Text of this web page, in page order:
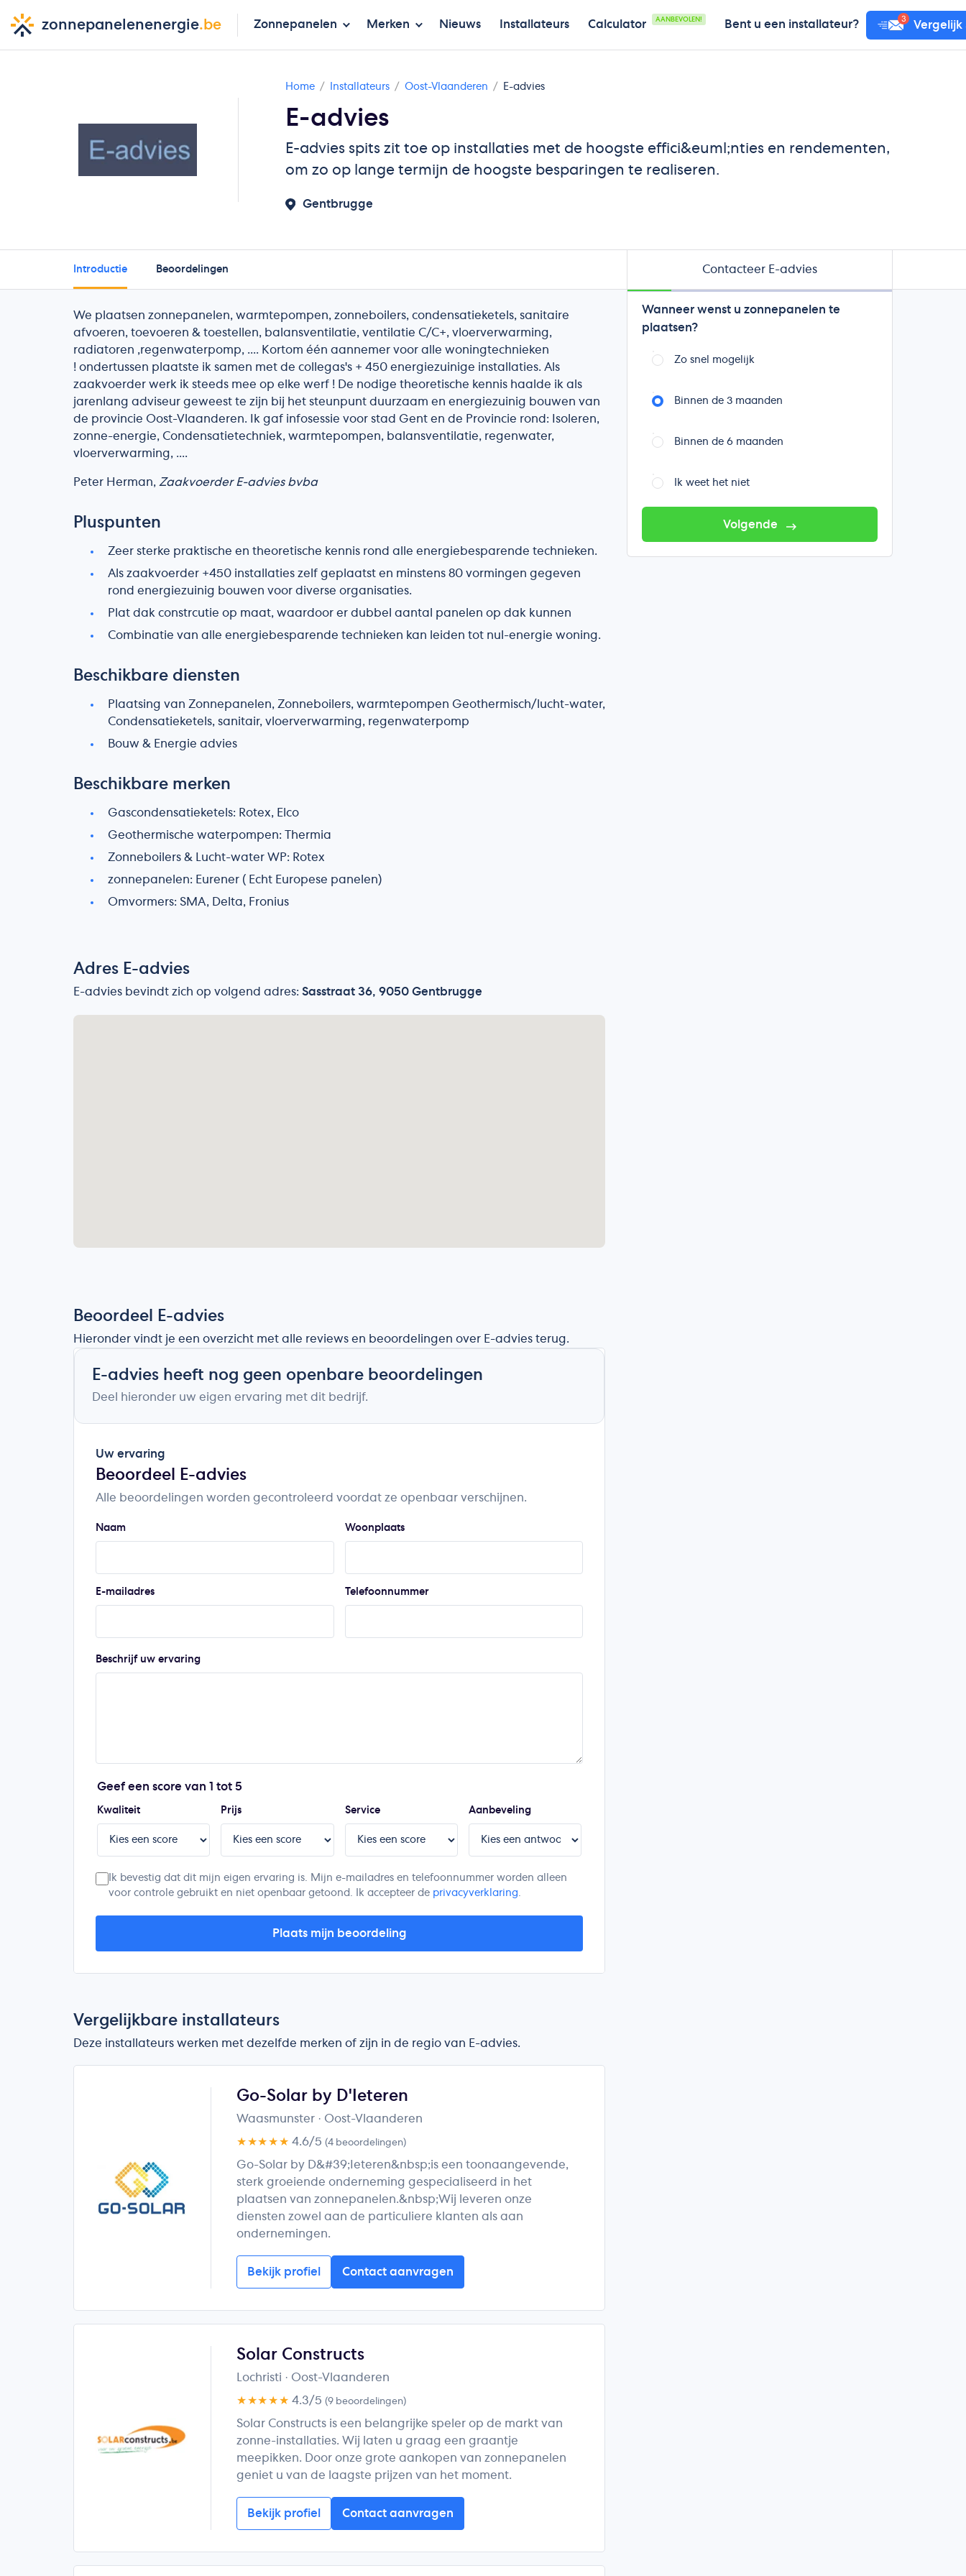
zonnepanelenenergie.be Zonnepanelen Merken Nieuws Installateurs Calculator AANBEVOLEN! Bent u een installateur? Vergelijk
Home Installateurs Oost-Vlaanderen E-advies
E-advies
E-advies spits zit toe op installaties met de hoogste effici&euml;nties en rendementen,
om zo op lange termijn de hoogste besparingen te realiseren.
Gentbrugge
Introductie Beoordelingen Contacteer E-advies
We plaatsen zonnepanelen, warmtepompen, zonneboilers, condensatieketels, sanitaire
afvoeren, toevoeren & toestellen, balansventilatie, ventilatie C/C+, vloerverwarming,
radiatoren ,regenwaterpomp, .... Kortom één aannemer voor alle woningtechnieken
! ondertussen plaatste ik samen met de collegas's + 450 energiezuinige installaties. Als
zaakvoerder werk ik steeds mee op elke werf ! De nodige theoretische kennis haalde ik als
jarenlang adviseur geweest te zijn bij het steunpunt duurzaam en energiezuinig bouwen van
de provincie Oost-Vlaanderen. Ik gaf infosessie voor stad Gent en de Provincie rond: Isoleren,
zonne-energie, Condensatietechniek, warmtepompen, balansventilatie, regenwater,
vloerverwarming, ....
Peter Herman, Zaakvoerder E-advies bvba
Pluspunten
Zeer sterke praktische en theoretische kennis rond alle energiebesparende technieken.
Als zaakvoerder +450 installaties zelf geplaatst en minstens 80 vormingen gegeven
rond energiezuinig bouwen voor diverse organisaties.
Plat dak constrcutie op maat, waardoor er dubbel aantal panelen op dak kunnen
Combinatie van alle energiebesparende technieken kan leiden tot nul-energie woning.
Beschikbare diensten
Plaatsing van Zonnepanelen, Zonneboilers, warmtepompen Geothermisch/lucht-water,
Condensatieketels, sanitair, vloerverwarming, regenwaterpomp
Bouw & Energie advies
Beschikbare merken
Gascondensatieketels: Rotex, Elco
Geothermische waterpompen: Thermia
Zonneboilers & Lucht-water WP: Rotex
zonnepanelen: Eurener ( Echt Europese panelen)
Omvormers: SMA, Delta, Fronius
Adres E-advies
E-advies bevindt zich op volgend adres: Sasstraat 36, 9050 Gentbrugge
Beoordeel E-advies
Hieronder vindt je een overzicht met alle reviews en beoordelingen over E-advies terug.
E-advies heeft nog geen openbare beoordelingen
Deel hieronder uw eigen ervaring met dit bedrijf.
Uw ervaring
Beoordeel E-advies
Alle beoordelingen worden gecontroleerd voordat ze openbaar verschijnen.
Naam Woonplaats
E-mailadres Telefoonnummer
Beschrijf uw ervaring
Geef een score van 1 tot 5
Kwaliteit Prijs Service Aanbeveling
Ik bevestig dat dit mijn eigen ervaring is. Mijn e-mailadres en telefoonnummer worden alleen
voor controle gebruikt en niet openbaar getoond. Ik accepteer de privacyverklaring.
Plaats mijn beoordeling
Vergelijkbare installateurs
Deze installateurs werken met dezelfde merken of zijn in de regio van E-advies.
Go-Solar by D'Ieteren
Waasmunster · Oost-Vlaanderen
★★★★★ 4.6/5(4 beoordelingen)
Go-Solar by D&#39;Ieteren&nbsp;is een toonaangevende,
sterk groeiende onderneming gespecialiseerd in het
plaatsen van zonnepanelen.&nbsp;Wij leveren onze
diensten zowel aan de particuliere klanten als aan
ondernemingen.
Bekijk profiel Contact aanvragen
Solar Constructs
Lochristi · Oost-Vlaanderen
★★★★★ 4.3/5(9 beoordelingen)
Solar Constructs is een belangrijke speler op de markt van
zonne-installaties. Wij laten u graag een graantje
meepikken. Door onze grote aankopen van zonnepanelen
geniet u van de laagste prijzen van het moment.
Bekijk profiel Contact aanvragen
Wanneer wenst u zonnepanelen te
plaatsen?
Zo snel mogelijk
Binnen de 3 maanden
Binnen de 6 maanden
Ik weet het niet
Volgende